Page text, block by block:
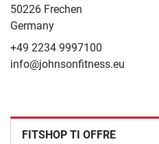
50226 Frechen
Germany
+49 2234 9997100
info@johnsonfitness.eu
FITSHOP TI OFFRE